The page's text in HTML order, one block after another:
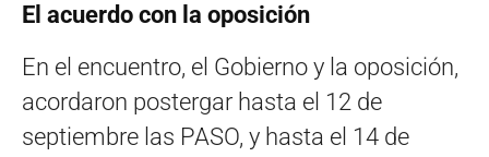
El acuerdo con la oposición
En el encuentro, el Gobierno y la oposición,
acordaron postergar hasta el 12 de
septiembre las PASO, y hasta el 14 de